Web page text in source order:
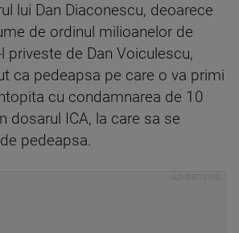
lui Dan Diaconescu, deoarece
de ordinul milioanelor de
priveste de Dan Voiculescu,
ca pedeapsa pe care o va primi
cu condamnarea de 10
dosarul ICA, la care sa se
pedeapsa.